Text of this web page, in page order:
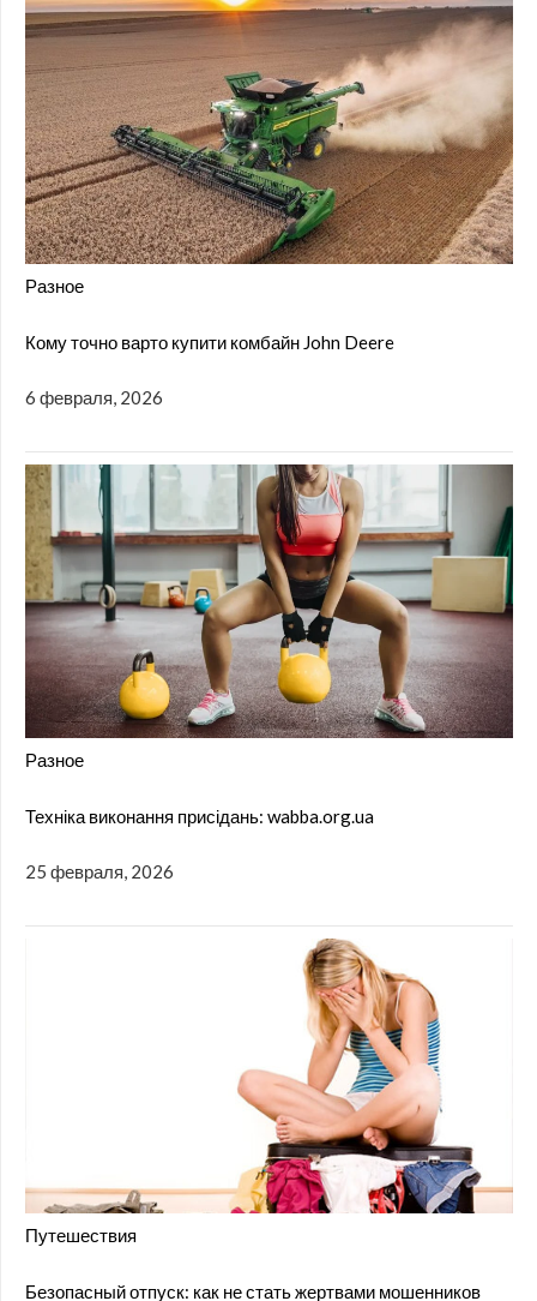
Разное
Кому точно варто купити комбайн John Deere
6 февраля, 2026
Разное
Техніка виконання присідань: wabba.org.ua
25 февраля, 2026
Путешествия
Безопасный отпуск: как не стать жертвами мошенников